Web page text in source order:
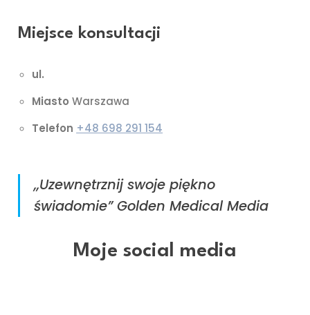
Miejsce konsultacji
ul.
MiastoWarszawa
Telefon +48 698 291 154
,,Uzewnętrznij swoje piękno
świadomie” Golden Medical Media
Moje social media